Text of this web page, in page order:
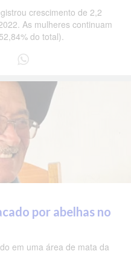
crescimento de 2,2
As mulheres continuam
do total).
por abelhas no
em uma área de mata da